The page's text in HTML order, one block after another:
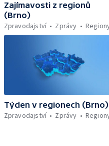
Zajímavosti z regionů
(Brno)
Zpravodajství
Zprávy
Týden v regionech (Brno)
Zpravodajství
Zprávy